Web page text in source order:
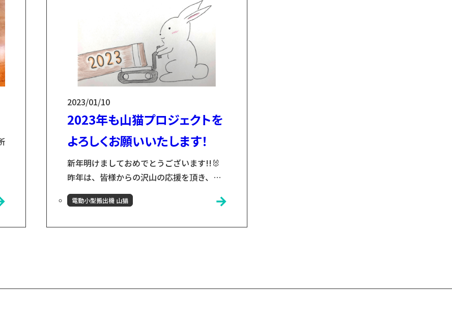
担当の古川です！ 学生の頃、陸前高田市の
2023/01/10
2023年も山猫プロジェクトを
よろしくお願いいたします！
新年明けましておめでとうございます!!🐰
昨年は、皆様からの沢山の応援を頂き、そ
れを励みに今日まで進んでくることができ
ました。本年も変わらずご助力のほどよろ
学生の頃、陸前高田市のNPO団体で活動
電動小型搬出機 山猫